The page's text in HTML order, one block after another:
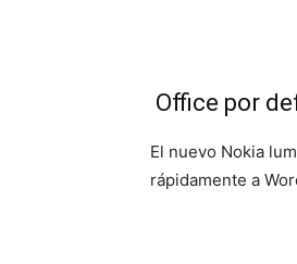
Office por
El nuevo Nokia
rápidamente a